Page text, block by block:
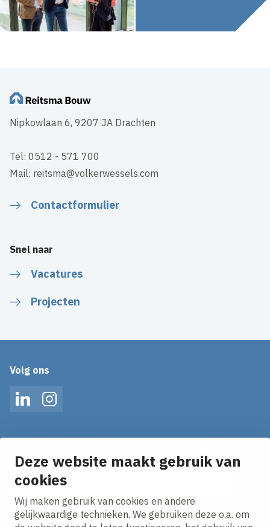
Deze website maakt gebruik van
cookies
Wij maken gebruik van cookies en andere
gelijkwaardige technieken. We gebruiken deze o.a. om
Nipkowlaan 6, 9207 JA Drachten
Tel: 0512 - 571 700
Mail: reitsma@volkerwessels.com
Contactformulier
Snel naar
Vacatures
Projecten
Volg ons
LinkedInInstagram
Ontvang onze nieuws alerts in je mailbox!
E-mailadres
Ik ga akkoord met hetprivacy statement.